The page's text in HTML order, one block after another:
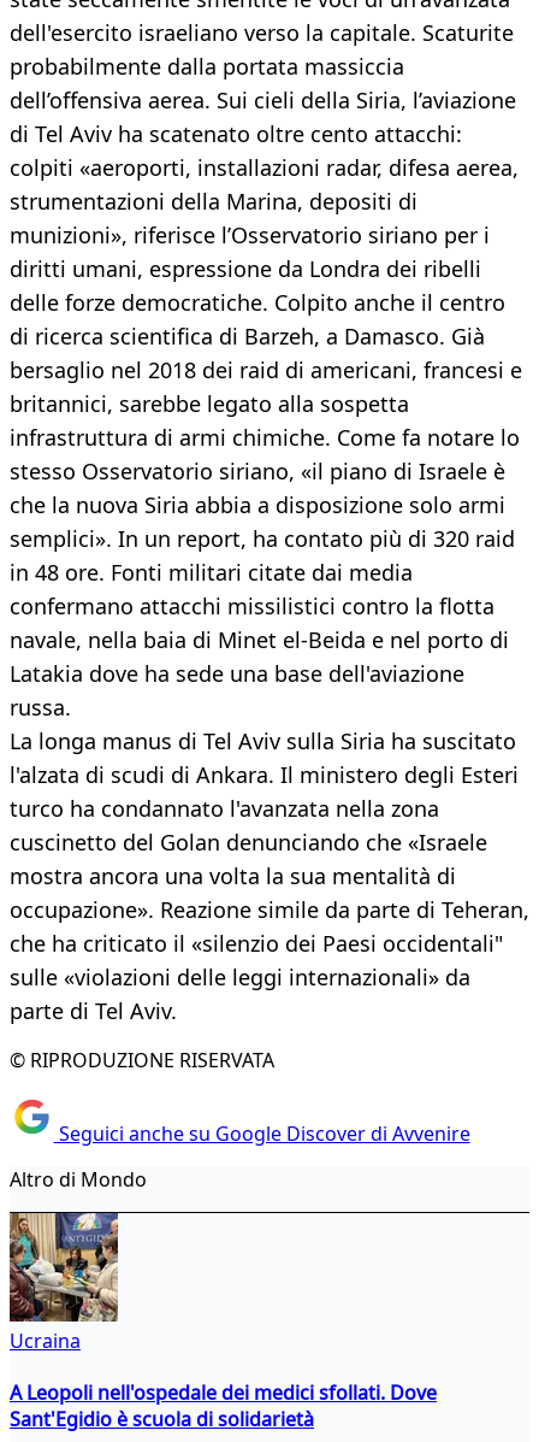
dell'esercito israeliano verso la capitale. Scaturite
probabilmente dalla portata massiccia
dell’offensiva aerea. Sui cieli della Siria, l’aviazione
di Tel Aviv ha scatenato oltre cento attacchi:
colpiti «aeroporti, installazioni radar, difesa aerea,
strumentazioni della Marina, depositi di
munizioni», riferisce l’Osservatorio siriano per i
diritti umani, espressione da Londra dei ribelli
delle forze democratiche. Colpito anche il centro
di ricerca scientifica di Barzeh, a Damasco. Già
bersaglio nel 2018 dei raid di americani, francesi e
britannici, sarebbe legato alla sospetta
infrastruttura di armi chimiche. Come fa notare lo
stesso Osservatorio siriano, «il piano di Israele è
che la nuova Siria abbia a disposizione solo armi
semplici». In un report, ha contato più di 320 raid
in 48 ore. Fonti militari citate dai media
confermano attacchi missilistici contro la flotta
navale, nella baia di Minet el-Beida e nel porto di
Latakia dove ha sede una base dell'aviazione
russa.
La longa manus di Tel Aviv sulla Siria ha suscitato
l'alzata di scudi di Ankara. Il ministero degli Esteri
turco ha condannato l'avanzata nella zona
cuscinetto del Golan denunciando che «Israele
mostra ancora una volta la sua mentalità di
occupazione». Reazione simile da parte di Teheran,
che ha criticato il «silenzio dei Paesi occidentali"
sulle «violazioni delle leggi internazionali» da
parte di Tel Aviv.
© RIPRODUZIONE RISERVATA
Seguici anche su Google Discover di Avvenire
Altro di Mondo
Ucraina
A Leopoli nell'ospedale dei medici sfollati. Dove
Sant'Egidio è scuola di solidarietà